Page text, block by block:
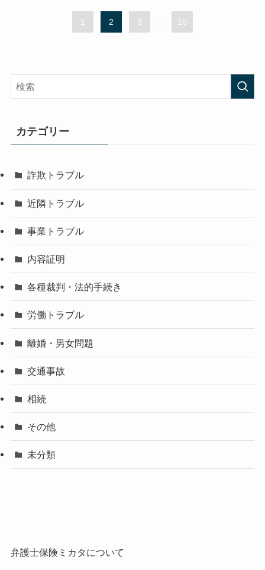
1 2 3 10
カテゴリー
詐欺トラブル
近隣トラブル
事業トラブル
内容証明
各種裁判・法的手続き
労働トラブル
離婚・男女問題
交通事故
相続
その他
未分類
弁護士保険ミカタについて